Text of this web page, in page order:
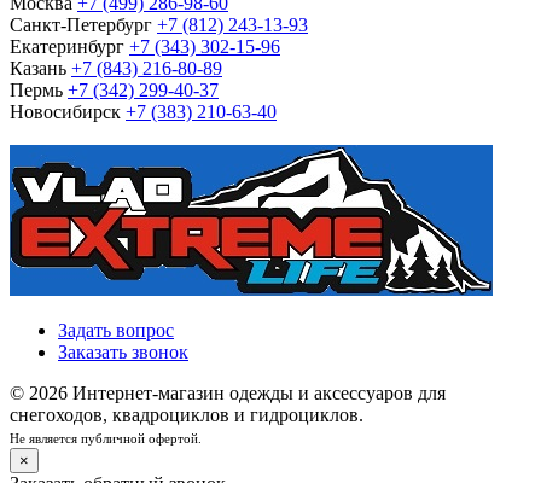
Санкт-Петербург +7 (812) 243-13-93
Екатеринбург +7 (343) 302-15-96
Казань +7 (843) 216-80-89
Пермь +7 (342) 299-40-37
Новосибирск +7 (383) 210-63-40
Задать вопрос
Заказать звонок
© 2026 Интернет-магазин одежды и аксессуаров для
снегоходов, квадроциклов и гидроциклов.
Не является публичной офертой.
×